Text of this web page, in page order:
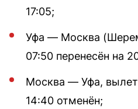
17:05;
Уфа — Москва
07:50 перенесён на
Москва — Уфа, вылет
14:40 отменён;